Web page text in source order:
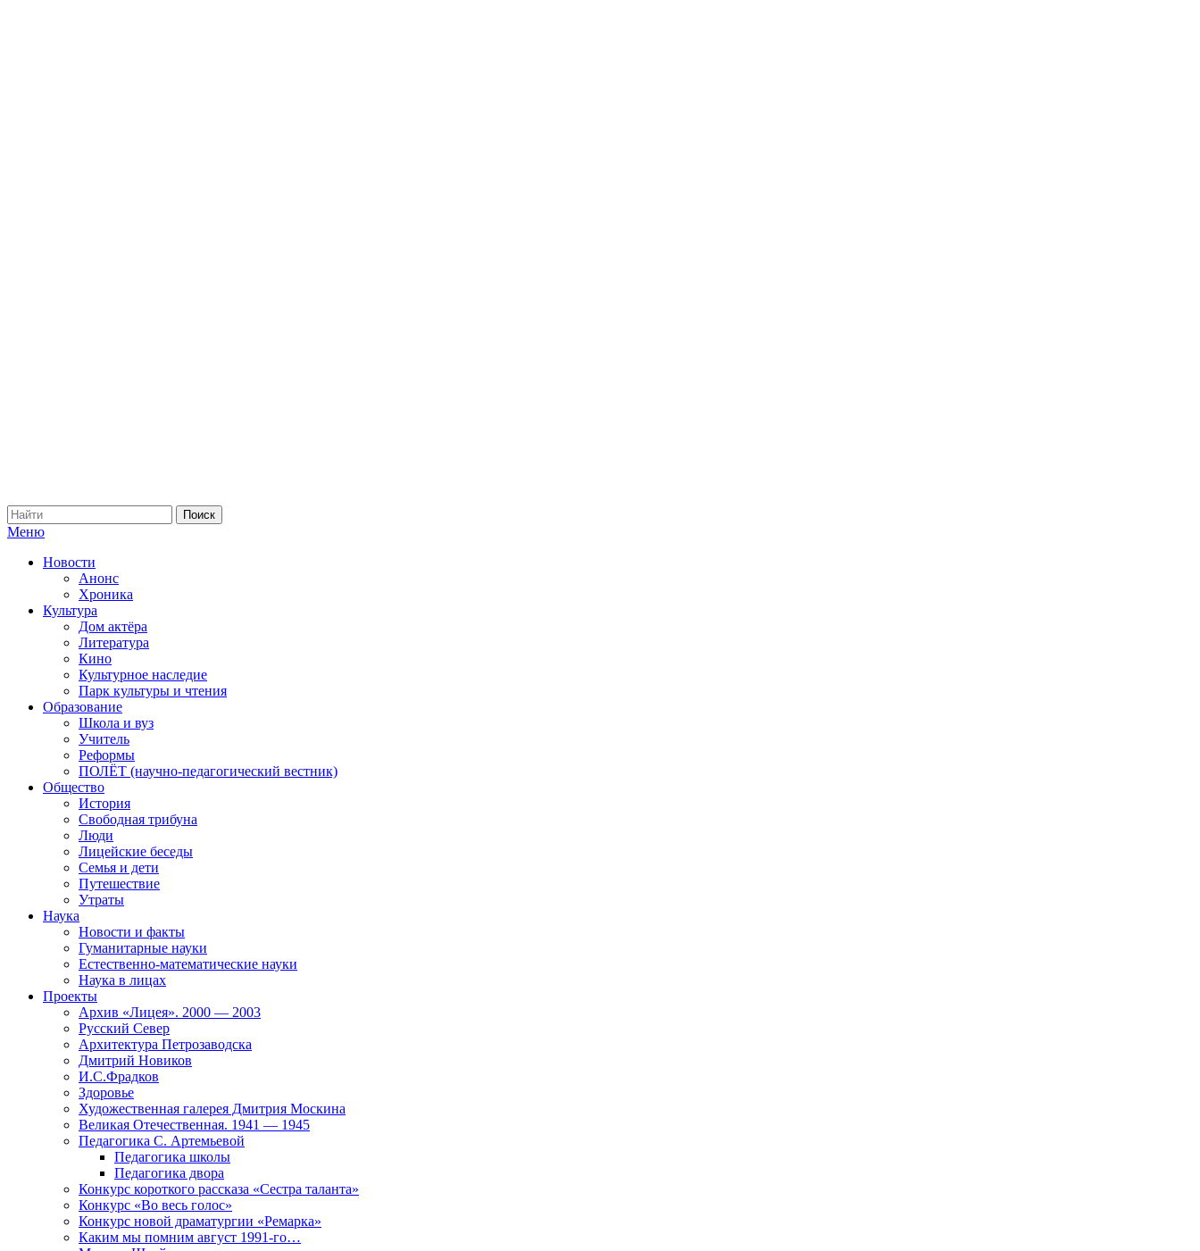
Меню
Новости
Анонс
Хроника
Культура
Дом актёра
Литература
Кино
Культурное наследие
Парк культуры и чтения
Образование
Школа и вуз
Учитель
Реформы
ПОЛЁТ (научно-педагогический вестник)
Общество
История
Свободная трибуна
Люди
Лицейские беседы
Семья и дети
Путешествие
Утраты
Наука
Новости и факты
Гуманитарные науки
Естественно-математические науки
Наука в лицах
Проекты
Архив «Лицея». 2000 — 2003
Русский Север
Архитектура Петрозаводска
Дмитрий Новиков
И.С.Фрадков
Здоровье
Художественная галерея Дмитрия Москина
Великая Отечественная. 1941 — 1945
Педагогика С. Артемьевой
Педагогика школы
Педагогика двора
Конкурс короткого рассказа «Сестра таланта»
Конкурс «Во весь голос»
Конкурс новой драматургии «Ремарка»
Каким мы помним август 1991-го…